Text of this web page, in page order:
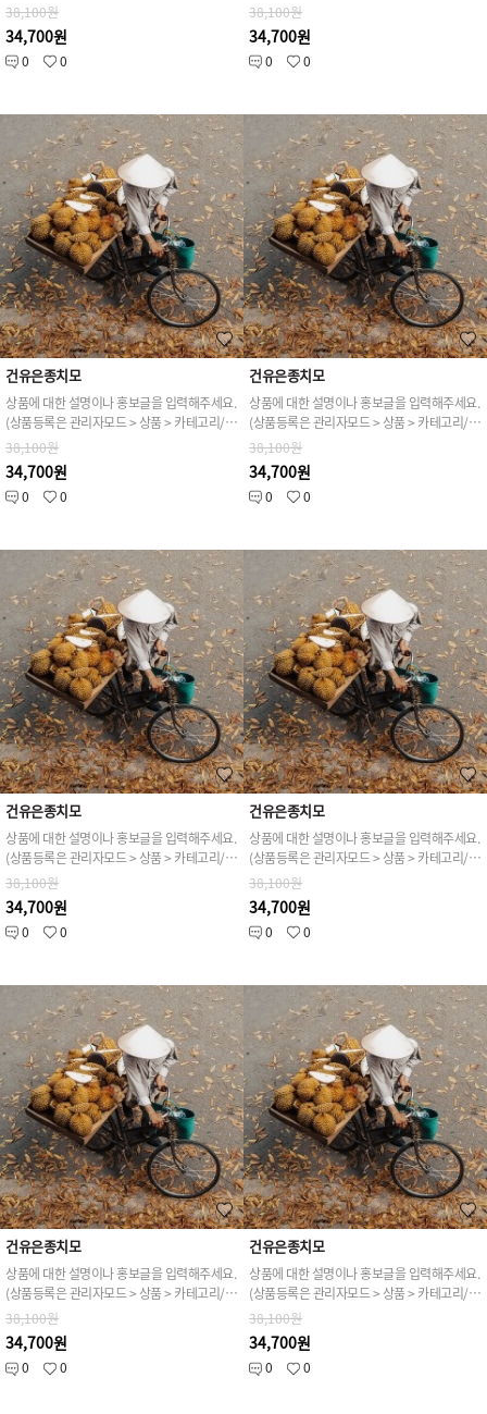
38,100원
34,700원
0 0
38,100원
34,700원
0 0
건유은종치모
상품에 대한 설명이나 홍보글을 입력해주세요.
(상품등록은 관리자모드 > 상품 > 카테고리/상품관리 > 상품등록 가능)
38,100원
34,700원
0 0
건유은종치모
상품에 대한 설명이나 홍보글을 입력해주세요.
(상품등록은 관리자모드 > 상품 > 카테고리/상품관리 > 상품등록 가능)
38,100원
34,700원
0 0
건유은종치모
상품에 대한 설명이나 홍보글을 입력해주세요.
(상품등록은 관리자모드 > 상품 > 카테고리/상품관리 > 상품등록 가능)
38,100원
34,700원
0 0
건유은종치모
상품에 대한 설명이나 홍보글을 입력해주세요.
(상품등록은 관리자모드 > 상품 > 카테고리/상품관리 > 상품등록 가능)
38,100원
34,700원
0 0
건유은종치모
상품에 대한 설명이나 홍보글을 입력해주세요.
(상품등록은 관리자모드 > 상품 > 카테고리/상품관리 > 상품등록 가능)
38,100원
34,700원
0 0
건유은종치모
상품에 대한 설명이나 홍보글을 입력해주세요.
(상품등록은 관리자모드 > 상품 > 카테고리/상품관리 > 상품등록 가능)
38,100원
34,700원
0 0